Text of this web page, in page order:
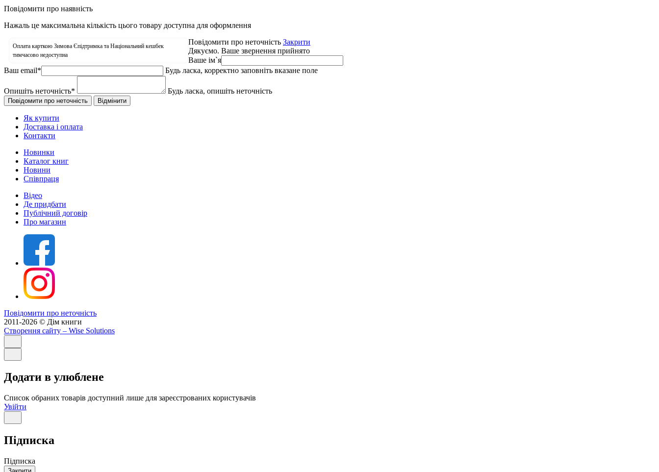
Повідомити про наявність
Нажаль це максимальна кількість цього товару доступна для оформлення
Оплата карткою Зимова Єпідтримка та Національний кешбек
тимчасово недоступна
Повідомити про неточність Закрити
Дякуємо. Ваше звернення прийнято
Ваше ім`я
Ваш email* Будь ласка, корректно заповніть вказане поле
Опишіть неточність* Будь ласка, опишіть неточність
Як купити
Доставка і оплата
Контакти
Новинки
Каталог книг
Новини
Співпраця
Відео
Де придбати
Публічний договір
Про магазин
Повідомити про неточність
2011-2026 © Дім книги
Створення сайту – Wise Solutions
Додати в улюблене
Список обраних товарів доступний лише для зареєстрованих користувачів
Увійти
Підписка
Підписка
Закрити